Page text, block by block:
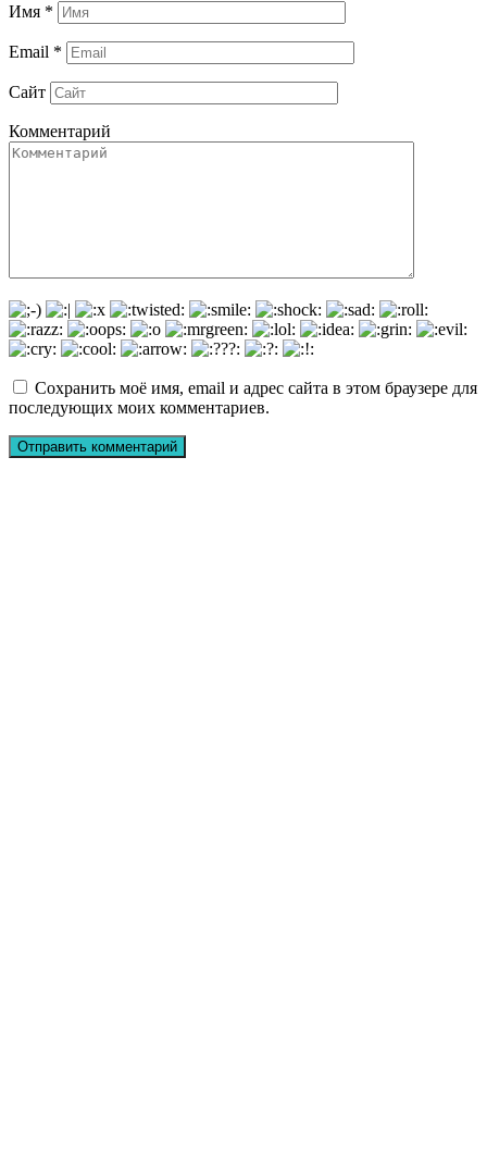
Имя *
Email *
Сайт
Комментарий
Сохранить моё имя, email и адрес сайта в этом браузере для
последующих моих комментариев.